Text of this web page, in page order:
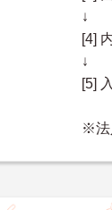
↓
[4]
↓
[5]
※法